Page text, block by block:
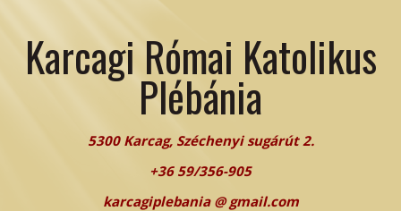
Karcagi Római Katolikus
Plébánia
5300 Karcag, Széchenyi sugárút 2.
+36 59/356-905
karcagiplebania @ gmail.com